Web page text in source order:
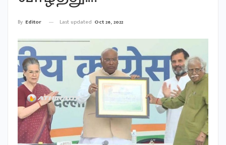
By Editor Last updated Oct 26, 2022